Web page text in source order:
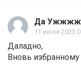
Да
11 июля 2023
Даладно,
Вновь